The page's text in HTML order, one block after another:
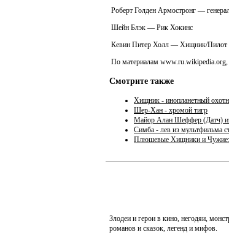
Роберт Голден Армостронг —
Шейн Блэк — Рик Хокинс
Кевин Питер Холл — Хищник/Пилот
По материалам
Смотрите также
Хищник - инопланетный
Шер-Хан - хромой тигр
Майор Алан Шеффер (Датч)
Симба - лев из мультфильма
Плюшевые Хищники и Чужие:
Злодеи и герои в кино, негодяи,
романов и сказок, легенд и мифов.